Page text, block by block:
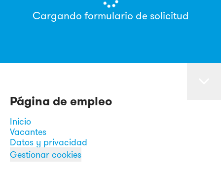
Cargando formulario de solicitud
Página de empleo
Inicio
Vacantes
Datos y privacidad
Gestionar cookies